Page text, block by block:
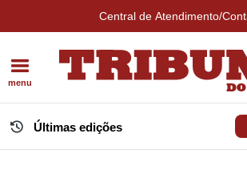
Central de Atendimento/
menu
Últimas edições